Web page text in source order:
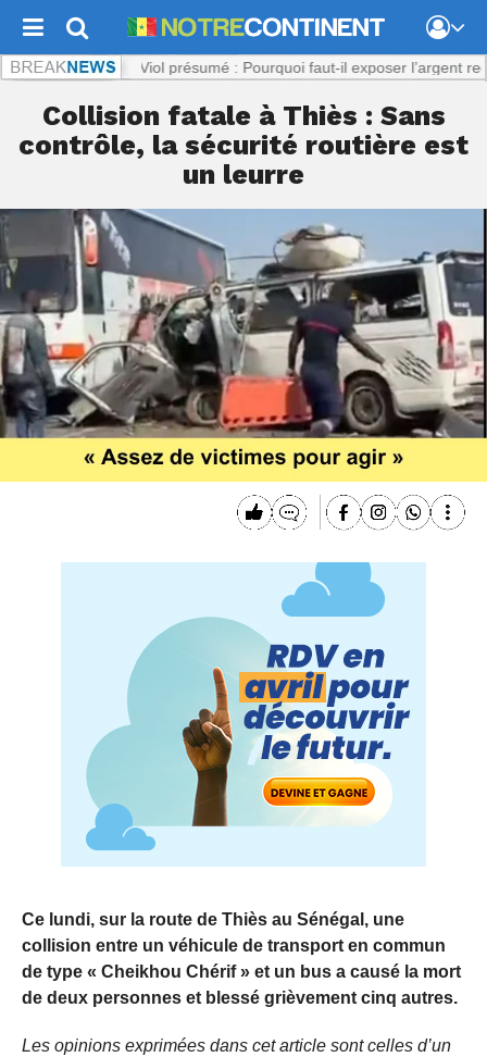
: Viol présumé : Pourquoi faut-il exposer l’argent reçu par
Collision fatale à Thiès : Sans
contrôle, la sécurité routière est
un leurre
Ce lundi, sur la route de Thiès au Sénégal, une
collision entre un véhicule de transport en commun
de type « Cheikhou Chérif » et un bus a causé la mort
de deux personnes et blessé grièvement cinq autres.
Les opinions exprimées dans cet article sont celles d’un